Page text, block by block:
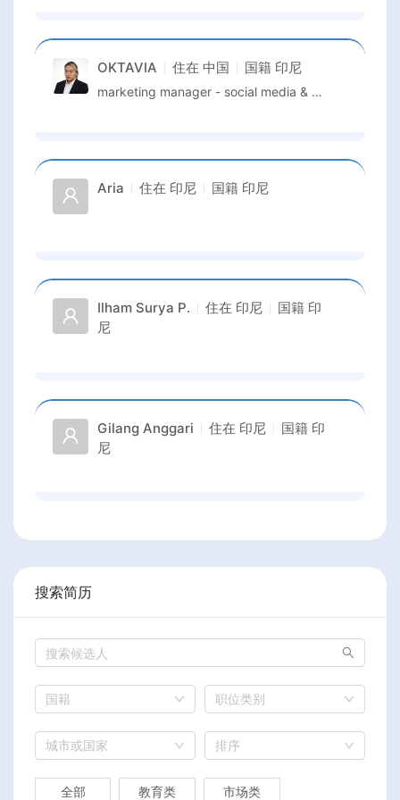
OKTAVIA 住在 中国 国籍 印尼
marketing manager - social media & kol partnerships
Aria 住在 印尼 国籍 印尼
Ilham Surya P. 住在 印尼 国籍 印
尼
Gilang Anggari 住在 印尼 国籍 印
尼
搜索简历
国籍 职位类别
城市或国家 排序
全部 教育类 市场类